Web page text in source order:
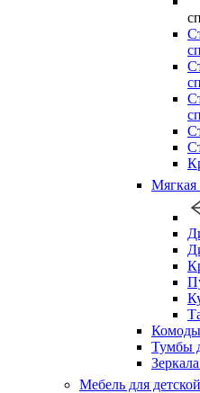
Мягкая
Комоды
Тумбы
Мебель для детской